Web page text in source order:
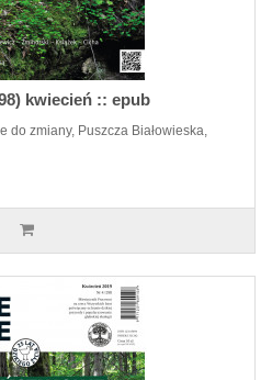
kwiecień :: epub
do zmiany, Puszcza Białowieska,